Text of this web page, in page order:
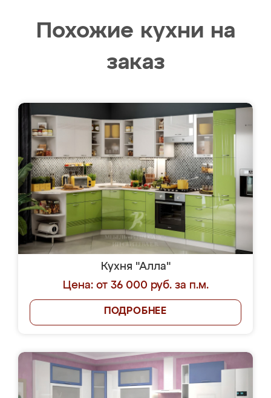
Похожие кухни на
заказ
Кухня "Алла"
Цена: от 36 000 руб. за п.м.
ПОДРОБНЕЕ